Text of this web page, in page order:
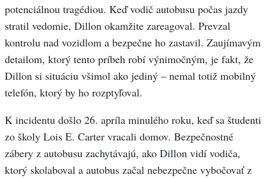
potenciálnou tragédiou. Keď vodič autobusu počas jazdy
stratil vedomie, Dillon okamžite zareagoval. Prevzal
kontrolu nad vozidlom a bezpečne ho zastavil. Zaujímavým
detailom, ktorý tento príbeh robí výnimočným, je fakt, že
Dillon si situáciu všimol ako jediný – nemal totiž mobilný
telefón, ktorý by ho rozptyľoval.
K incidentu došlo 26. apríla minulého roku, keď sa študenti
zo školy Lois E. Carter vracali domov. Bezpečnostné
zábery z autobusu zachytávajú, ako Dillon vidí vodiča,
ktorý skolaboval a autobus začal nebezpečne vybočovať z